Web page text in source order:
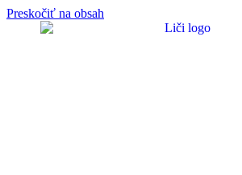
Preskočiť na obsah